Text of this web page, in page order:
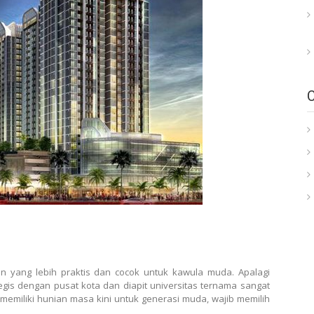
yang lebih praktis dan cocok untuk kawula muda. Apalagi
dengan pusat kota dan diapit universitas ternama sangat
hunian masa kini untuk generasi muda, wajib memilih